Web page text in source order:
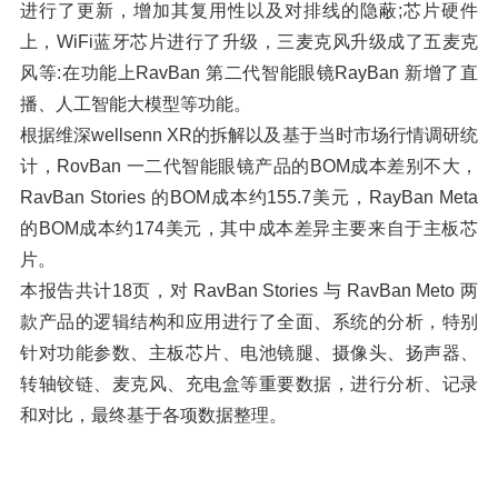
进行了更新，增加其复用性以及对排线的隐蔽;芯片硬件
上，WiFi蓝牙芯片进行了升级，三麦克风升级成了五麦克
风等:在功能上RavBan 第二代智能眼镜RayBan 新增了直
播、人工智能大模型等功能。
根据维深wellsenn XR的拆解以及基于当时市场行情调研统
计，RovBan 一二代智能眼镜产品的BOM成本差别不大，
RavBan Stories 的BOM成本约155.7美元，RayBan Meta
的BOM成本约174美元，其中成本差异主要来自于主板芯
片。
本报告共计18页，对 RavBan Stories 与 RavBan Meto 两
款产品的逻辑结构和应用进行了全面、系统的分析，特别
针对功能参数、主板芯片、电池镜腿、摄像头、扬声器、
转轴铰链、麦克风、充电盒等重要数据，进行分析、记录
和对比，最终基于各项数据整理。